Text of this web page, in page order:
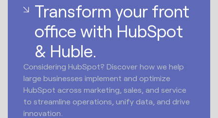
Transform your front
office with HubSpot
& Huble.
Considering HubSpot? Discover how we help
large businesses implement and optimize
HubSpot across marketing, sales, and service
to streamline operations, unify data, and drive
innovation.